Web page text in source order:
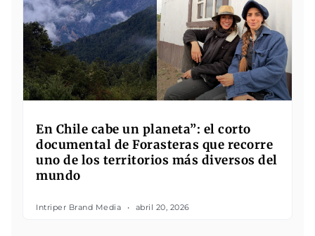
En Chile cabe un planeta”: el corto
documental de Forasteras que recorre
uno de los territorios más diversos del
mundo
Intriper Brand Media abril 20, 2026